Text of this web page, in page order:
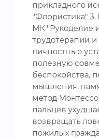
прикладного
"Флористика"
МК "Рукоделие
трудотерапии
личностные
полезную
беспокойства,
мышления,
метод
пальцев
возвращать
пожилых